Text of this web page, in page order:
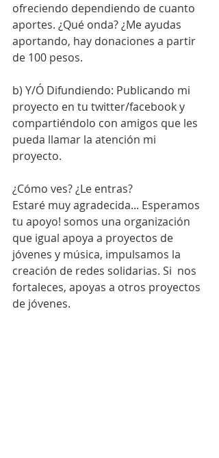
ofreciendo dependiendo de cuanto
aportes. ¿Qué onda? ¿Me ayudas
aportando, hay donaciones a partir
de 100 pesos.
b) Y/Ó Difundiendo: Publicando mi
proyecto en tu twitter/facebook y
compartiéndolo con amigos que les
pueda llamar la atención mi
proyecto.
¿Cómo ves? ¿Le entras?
Estaré muy agradecida... Esperamos
tu apoyo! somos una organización
que igual apoya a proyectos de
jóvenes y música, impulsamos la
creación de redes solidarias. Si  nos
fortaleces, apoyas a otros proyectos
de jóvenes.